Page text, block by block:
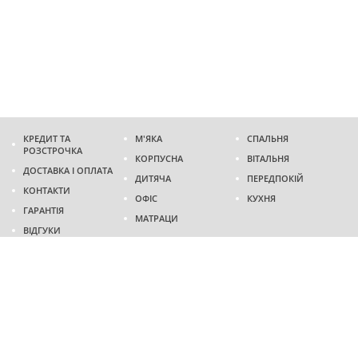
КРЕДИТ ТА
РОЗСТРОЧКА
ДОСТАВКА І ОПЛАТА
КОНТАКТИ
ГАРАНТІЯ
ВІДГУКИ
М'ЯКА
КОРПУСНА
ДИТЯЧА
ОФІС
МАТРАЦИ
СПАЛЬНЯ
ВІТАЛЬНЯ
ПЕРЕДПОКІЙ
КУХНЯ